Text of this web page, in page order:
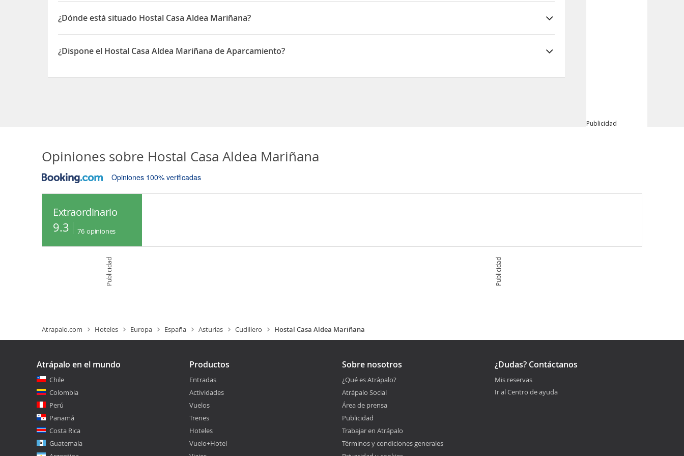
¿Dónde está situado Hostal Casa Aldea Mariñana?
El Hostal Casa Aldea Mariñana está situado en 7 La Atalaya
¿Dispone el Hostal Casa Aldea Mariñana de Aparcamiento?
Publicidad
Opiniones sobre Hostal Casa Aldea Mariñana
Opiniones 100% verificadas
Extraordinario
9.3 76 opiniones
Publicidad Publicidad
Atrapalo.com Hoteles Europa España Asturias Cudillero Hostal Casa Aldea Mariñana
Atrápalo en el mundo
Chile
Colombia
Perú
Panamá
Costa Rica
Guatemala
Productos
Entradas
Actividades
Vuelos
Trenes
Hoteles
Vuelo+Hotel
Sobre nosotros
¿Qué es Atrápalo?
Atrápalo Social
Área de prensa
Publicidad
Trabajar en Atrápalo
Términos y condiciones generales
¿Dudas? Contáctanos
Mis reservas
Ir al Centro de ayuda